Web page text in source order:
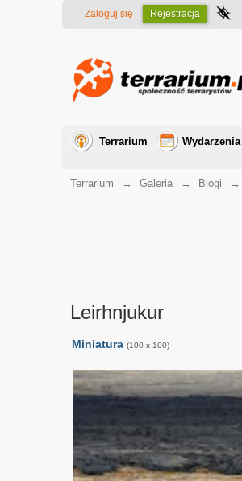
Zaloguj się Rejestracja
Terrarium Wydarzenia
Terrarium
→ Galeria → Blogi →
Leirhnjukur
Miniatura (100 x 100)